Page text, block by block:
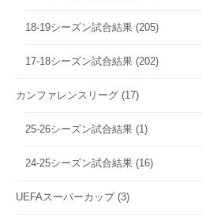
18-19シーズン試合結果 (205)
17-18シーズン試合結果 (202)
カンファレンスリーグ (17)
25-26シーズン試合結果 (1)
24-25シーズン試合結果 (16)
UEFAスーパーカップ(3)